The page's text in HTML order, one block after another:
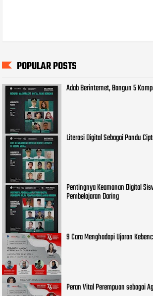
POPULAR POSTS
Adab Berinternet, Bangun 5
Literasi Digital Sebagai Pandu
Pentingnya Keamanan Digital
Pembelajaran Daring
9 Cara Menghadapi Ujaran
Peran Vital Perempuan sebagai